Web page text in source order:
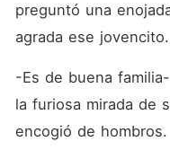
preguntó una
agrada ese jovencito.
-Es de buena
la furiosa mirada de
encogió de hombros.